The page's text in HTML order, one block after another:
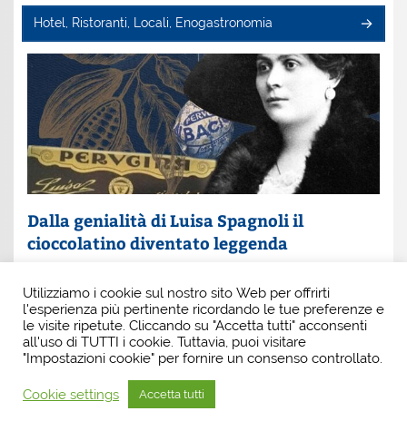
Hotel, Ristoranti, Locali, Enogastronomia
Dalla genialità di Luisa Spagnoli il
cioccolatino diventato leggenda
Spagnoli. È lei la donna che, con intuito e coraggio, ha
scritto una pagina indimenticabile della
Tema WordPress: Smartline di ThemeZee.
Utilizziamo i cookie sul nostro sito Web per offrirti
l'esperienza più pertinente ricordando le tue preferenze e
le visite ripetute. Cliccando su "Accetta tutti" acconsenti
all'uso di TUTTI i cookie. Tuttavia, puoi visitare
"Impostazioni cookie" per fornire un consenso controllato.
Cookie settings Accetta tutti